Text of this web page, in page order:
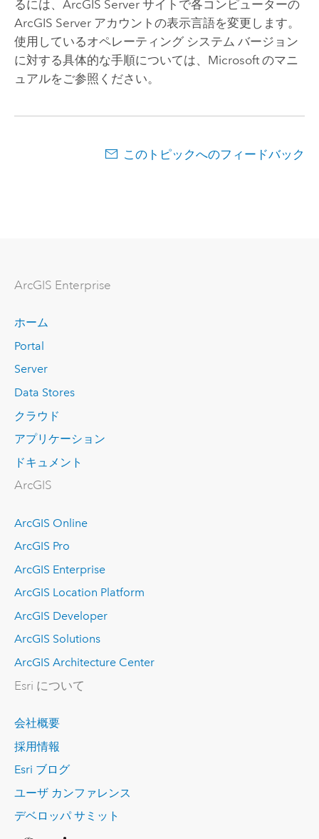
るには、 ArcGIS Serverサイトで各コンピューターの
ArcGIS Serverアカウントの表示言語を変更します。
使用しているオペレーティング システム バージョン
に対する具体的な手順については、 Microsoftのマニ
ュアルをご参照ください。
このトピックへのフィードバック
ArcGIS Enterprise
ホーム
Portal
Server
Data Stores
クラウド
アプリケーション
ドキュメント
ArcGIS
ArcGIS Online
ArcGIS Pro
ArcGIS Enterprise
ArcGIS Location Platform
ArcGIS Developer
ArcGIS Solutions
ArcGIS Architecture Center
Esri について
会社概要
採用情報
Esri ブログ
ユーザ カンファレンス
デベロッパ サミット